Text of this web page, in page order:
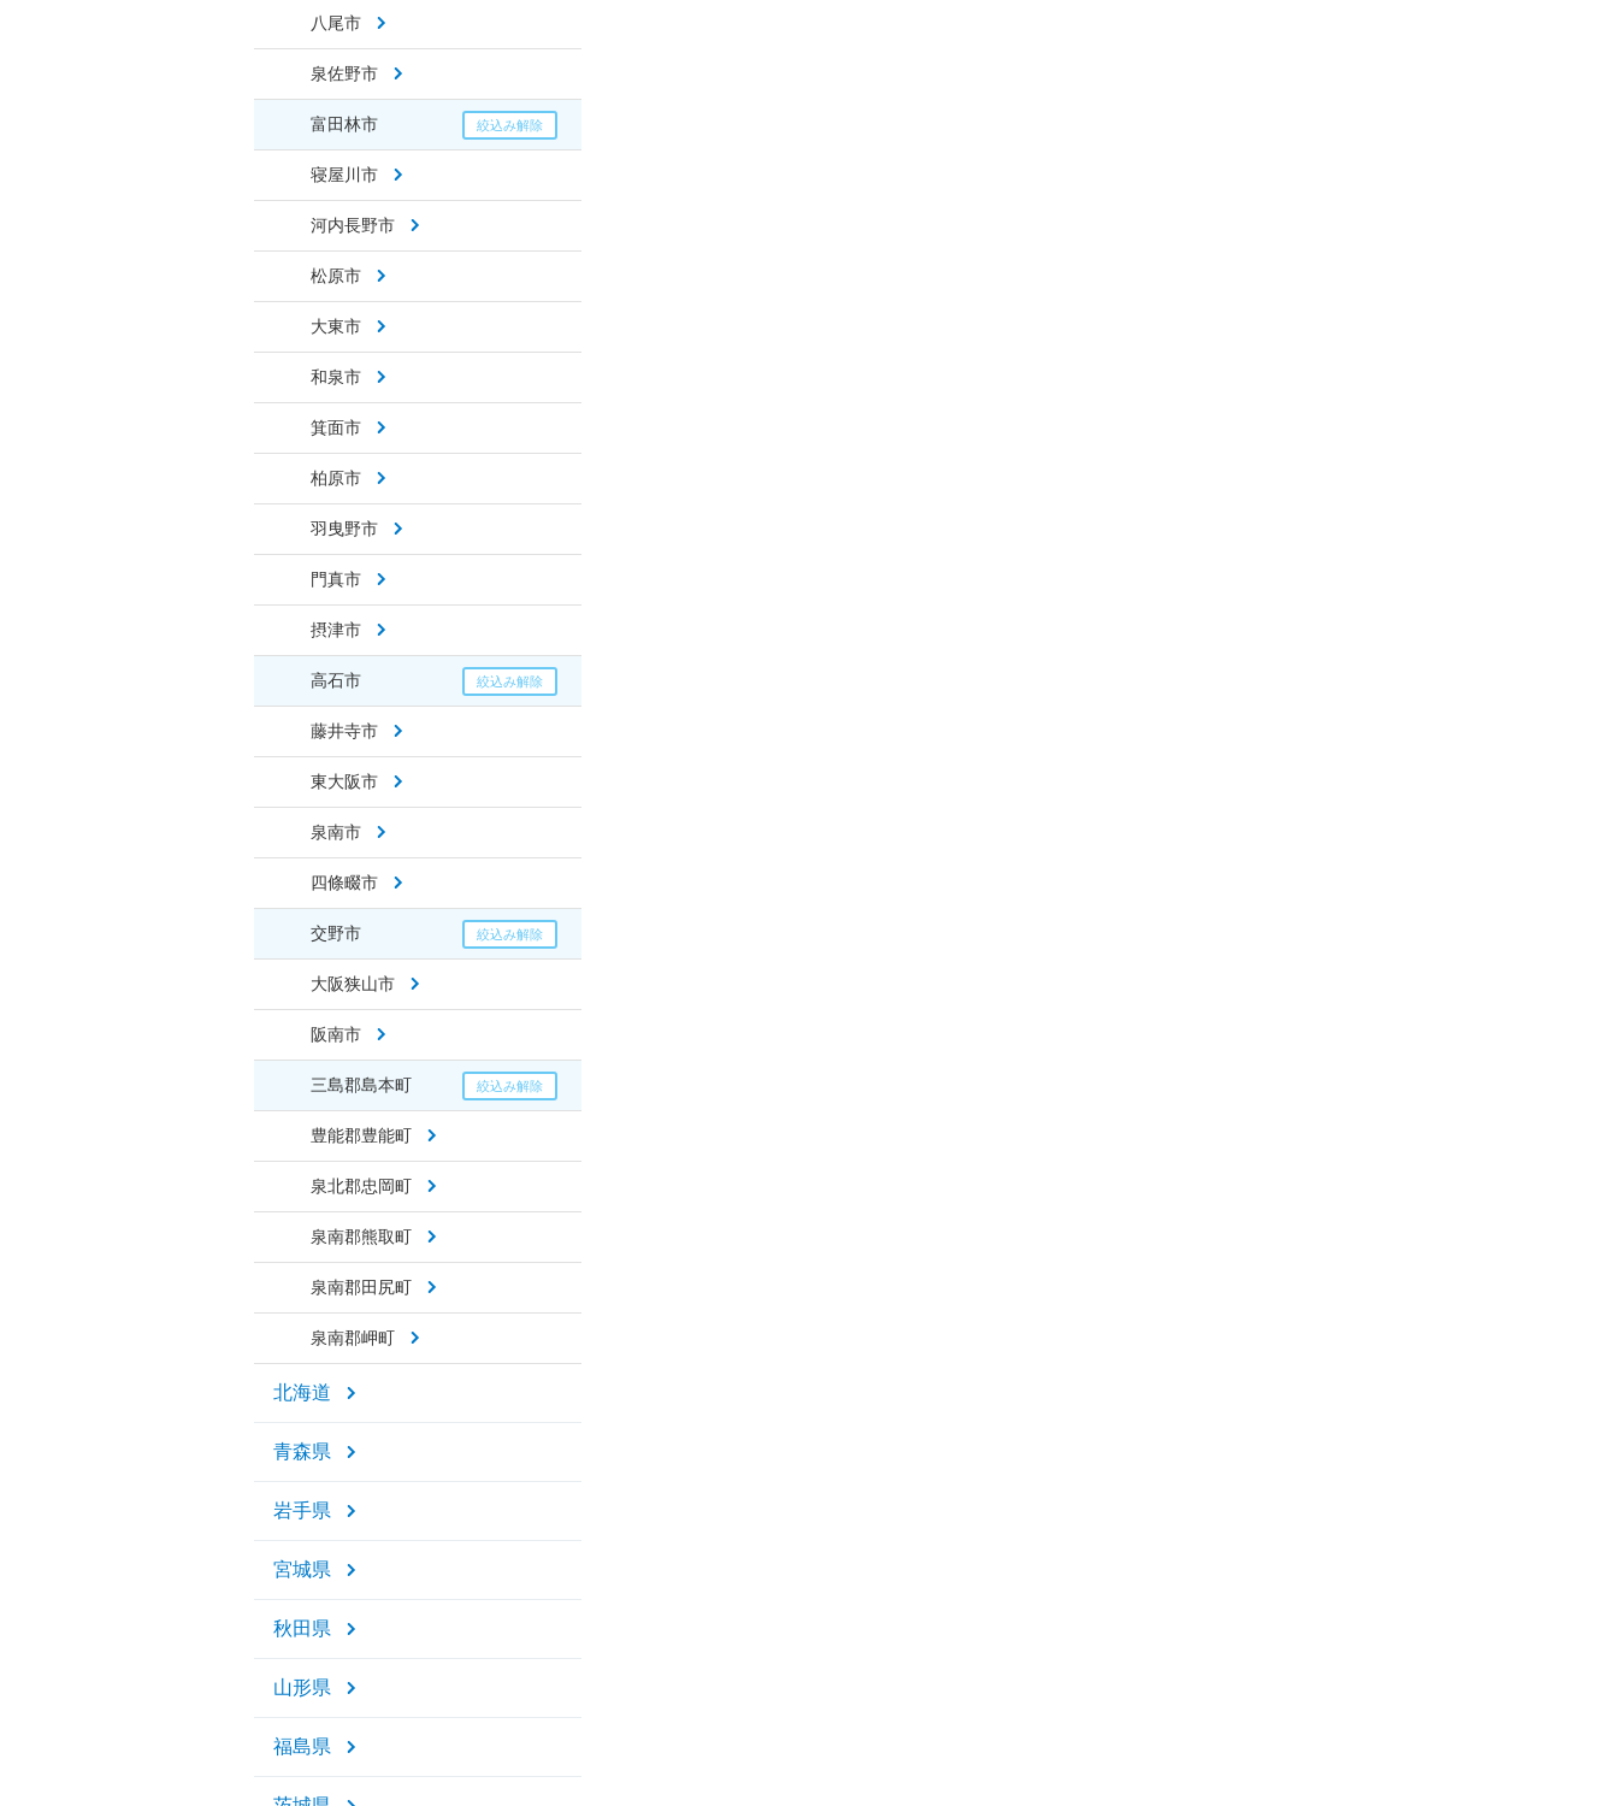
八尾市
泉佐野市
富田林市
寝屋川市
河内長野市
松原市
大東市
和泉市
箕面市
柏原市
羽曳野市
門真市
摂津市
高石市
藤井寺市
東大阪市
泉南市
四條畷市
交野市
大阪狭山市
阪南市
三島郡島本町
豊能郡豊能町
泉北郡忠岡町
泉南郡熊取町
泉南郡田尻町
泉南郡岬町
北海道
青森県
岩手県
宮城県
秋田県
山形県
福島県